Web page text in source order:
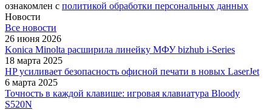
ознакомлен с политикой обработки персональных данных
Новости
Все новости
26 июня 2026
Konica Minolta расширила линейку МФУ bizhub i-Series
18 марта 2025
HP усиливает безопасность офисной печати в новых LaserJet
6 марта 2025
Точность в каждой клавише: игровая клавиатура Bloody
S520N